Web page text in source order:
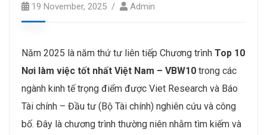
19 November, 2025 Admin
Năm 2025 là năm thứ tư liên tiếp Chương trình Top 10
Nơi làm việc tốt nhất Việt Nam – VBW10 trong các
ngành kinh tế trọng điểm được Viet Research và Báo
Tài chính – Đầu tư (Bộ Tài chính) nghiên cứu và công
bố. Đây là chương trình thường niên nhằm tìm kiếm và